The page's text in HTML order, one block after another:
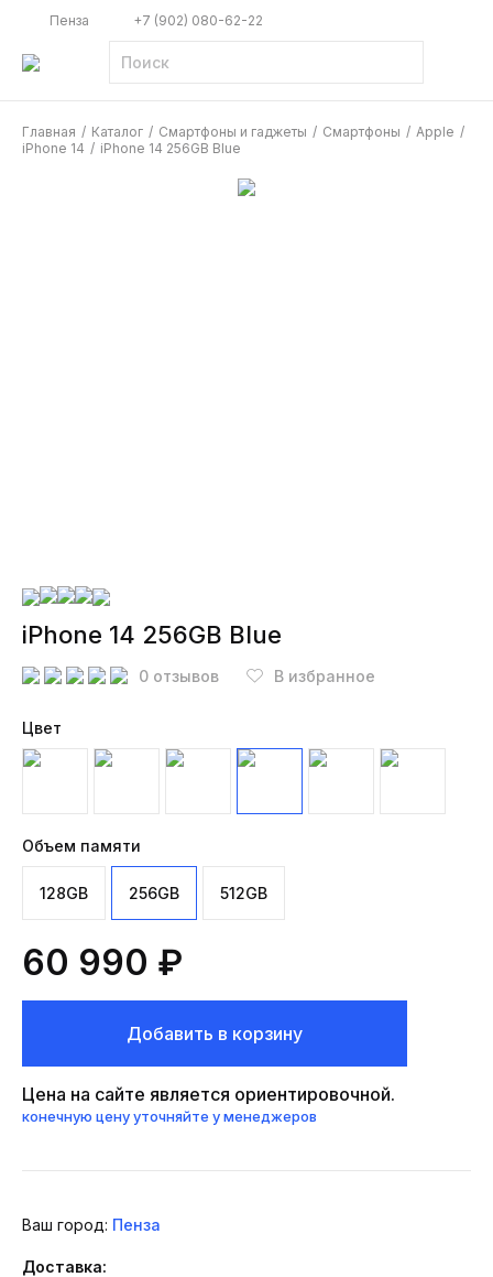
Пенза +7 (902) 080-62-22
Главная / Каталог / Смартфоны и гаджеты / Смартфоны / Apple /
iPhone 14 / iPhone 14 256GB Blue
iPhone 14 256GB Blue
0 отзывов В избранное
Цвет
Объем памяти
128GB 256GB 512GB
60 990 ₽
Добавить в корзину
Цена на сайте является ориентировочной.
конечную цену уточняйте у менеджеров
Ваш город: Пенза
Доставка: